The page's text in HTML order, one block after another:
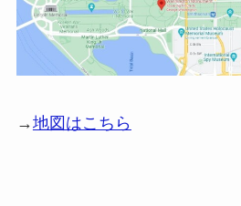
→地図はこちら